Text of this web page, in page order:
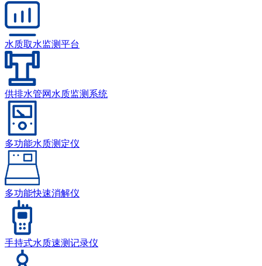
水质取水监测平台
供排水管网水质监测系统
多功能水质测定仪
多功能快速消解仪
手持式水质速测记录仪